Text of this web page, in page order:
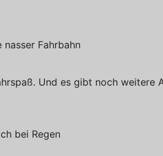
Fahrbahn
Und es gibt noch weitere
bei Regen